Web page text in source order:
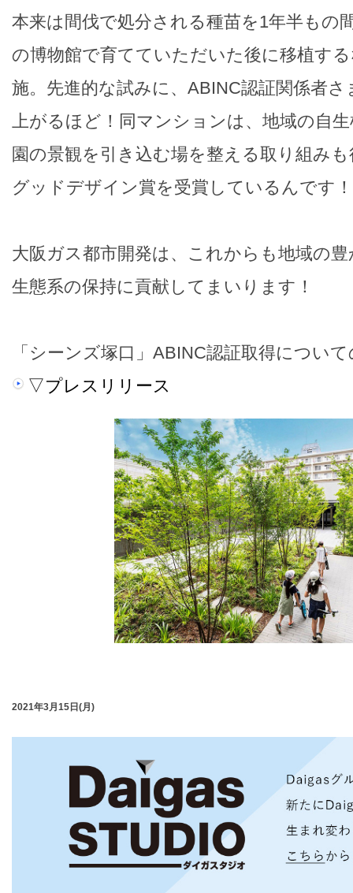
本来は間伐で処分される種苗を1年半もの
の博物館で育てていただいた後に移植す
施。先進的な試みに、ABINC認証関係者
上がるほど！同マンションは、地域の自
園の景観を引き込む場を整える取り組み
グッドデザイン賞を受賞しているんです！
大阪ガス都市開発は、これからも地域の
生態系の保持に貢献してまいります！
「シーンズ塚口」ABINC認証取得につい
▽プレスリリース
2021年3月15日(月)